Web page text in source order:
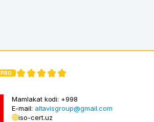
PRO
Mamlakat kodi: +998
E-mail: altavisgroup@gmail.com
iso-cert.uz